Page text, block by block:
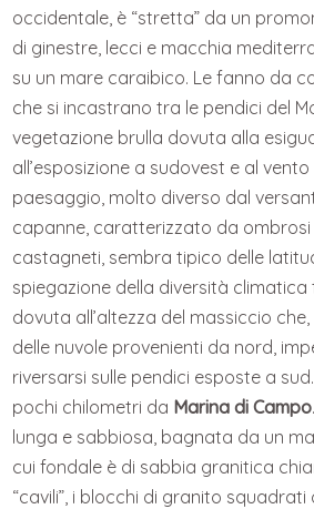
occidentale, è “stretta” da un
di ginestre, lecci e macchia
su un mare caraibico. Le fanno da
che si incastrano tra le pendici del
vegetazione brulla dovuta alla
all’esposizione a sudovest e al vento
paesaggio, molto diverso dal
capanne, caratterizzato da ombrosi
castagneti, sembra tipico delle
spiegazione della diversità climatica
dovuta all’altezza del massiccio
delle nuvole provenienti da nord,
riversarsi sulle pendici esposte a sud.
pochi chilometri da Marina di Campo
lunga e sabbiosa, bagnata da un
cui fondale è di sabbia granitica
“cavili”, i blocchi di granito